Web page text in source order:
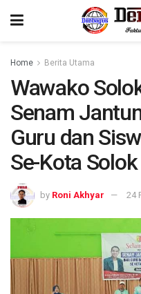
Home Berita Utama
Wawako
Senam
Guru dan
Se-Kota Solok
by Roni Akhyar 24